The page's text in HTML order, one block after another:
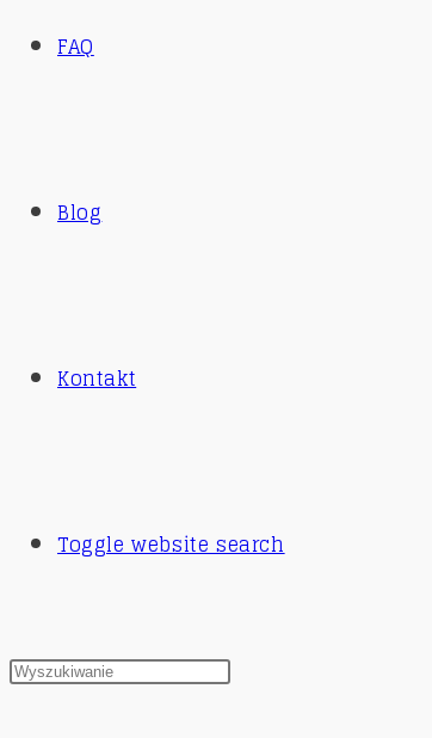
FAQ
Blog
Kontakt
Toggle website search